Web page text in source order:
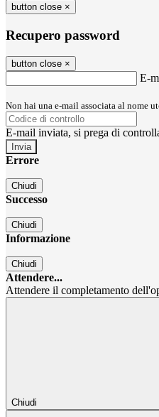
button close ×
Recupero password
button close ×
E-
Non hai una e-mail associata al nome
E-mail inviata, si prega di
Errore
Chiudi
Successo
Chiudi
Informazione
Chiudi
Attendere...
Attendere il completamento
Chiudi